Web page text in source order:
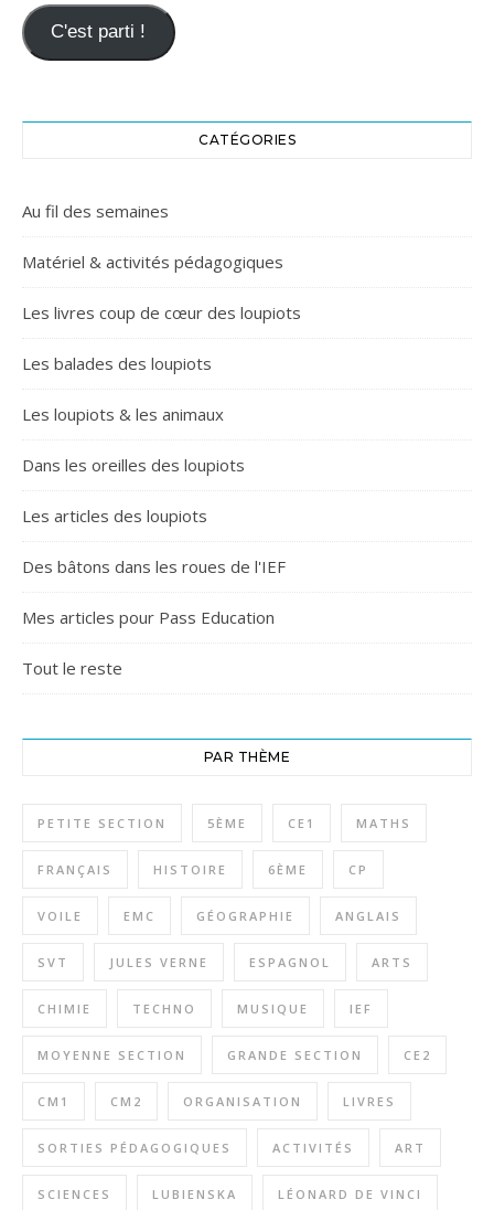
C'est parti !
CATÉGORIES
Au fil des semaines
Matériel & activités pédagogiques
Les livres coup de cœur des loupiots
Les balades des loupiots
Les loupiots & les animaux
Dans les oreilles des loupiots
Les articles des loupiots
Des bâtons dans les roues de l'IEF
Mes articles pour Pass Education
Tout le reste
PAR THÈME
PETITE SECTION 5ÈME CE1 MATHS
FRANÇAIS HISTOIRE 6ÈME CP
VOILE EMC GÉOGRAPHIE ANGLAIS
SVT JULES VERNE ESPAGNOL ARTS
CHIMIE TECHNO MUSIQUE IEF
MOYENNE SECTION GRANDE SECTION CE2
CM1 CM2 ORGANISATION LIVRES
SORTIES PÉDAGOGIQUES ACTIVITÉS ART
SCIENCES LUBIENSKA LÉONARD DE VINCI